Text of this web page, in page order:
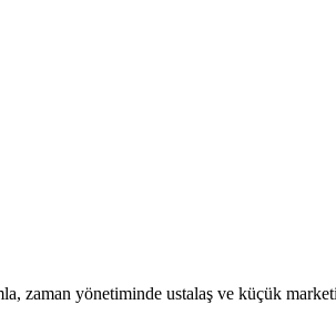
zaman yönetiminde ustalaş ve küçük